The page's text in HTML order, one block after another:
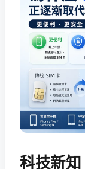
科技新